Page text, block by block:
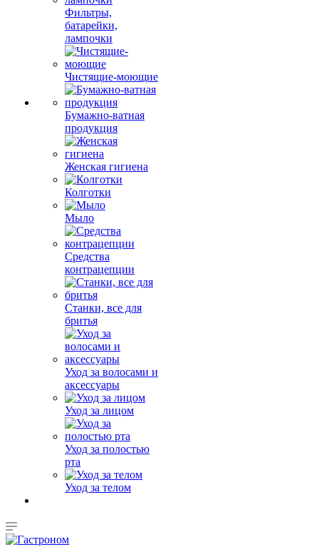
Фильтры,
батарейки,
лампочки
Чистящие-моющие
Бумажно-ватная
продукция
Женская гигиена
Колготки
Мыло
Средства
контрацепции
Станки, все для
бритья
Уход за волосами и
аксессуары
Уход за лицом
Уход за полостью
рта
Уход за телом